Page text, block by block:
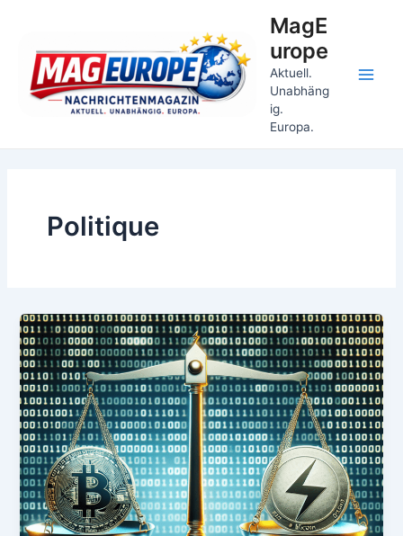
contenu
MagE
urope
Aktuell.
Unabhäng
ig.
Europa.
Politique